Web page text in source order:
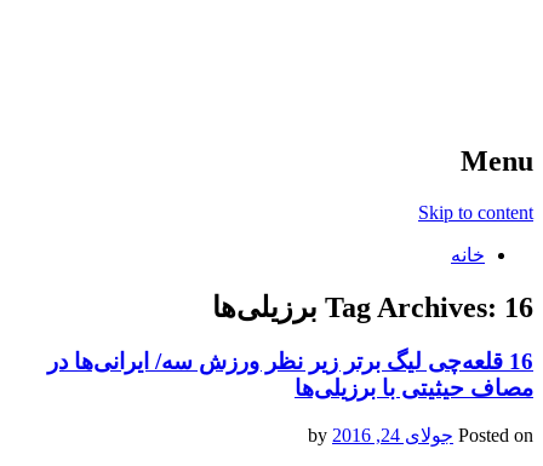
Menu
Skip to content
خانه
Tag Archives: 16 برزیلی‌ها
16 قلعه‌چی لیگ برتر زیر نظر ورزش سه/ ایرانی‌ها در
مصاف حیثیتی با برزیلی‌ها
Posted on جولای 24, 2016